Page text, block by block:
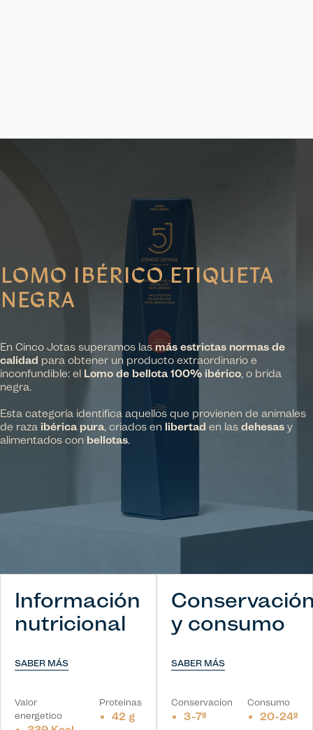
LOMO IBÉRICO ETIQUETA
NEGRA
En Cinco Jotas superamos lasmás estrictas normas de
calidad para obtener un producto extraordinario e
inconfundible: el Lomo de bellota 100% ibérico, o brida
negra.
Esta categoría identifica aquellos que provienen de animales
de raza ibérica pura, criados en libertad en las dehesas y
alimentados con bellotas.
Información
nutricional
SABER MÁS
Valor
energetico
Proteinas
42 g
y consumo
SABER MÁS
Conservacíon
3-7º
Consumo
20-24º